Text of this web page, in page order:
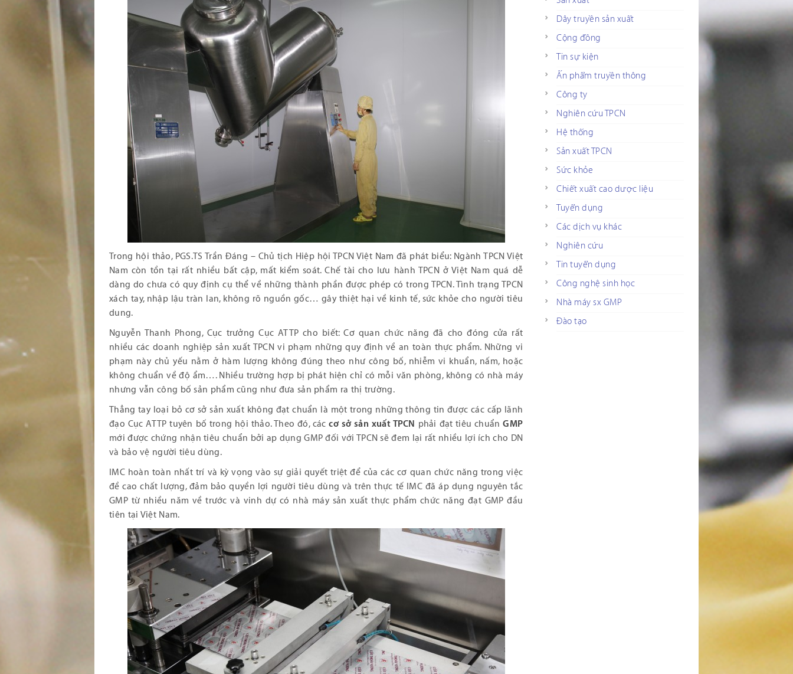
Trong hội thảo, PGS.TS Trần Đáng – Chủ tịch Hiệp hội TPCN Việt Nam đã phát biểu: Ngành TPCN Việt
Nam còn tồn tại rất nhiều bất cập, mất kiểm soát. Chế tài cho lưu hành TPCN ở Việt Nam quá dễ
dàng do chưa có quy định cụ thể về những thành phần được phép có trong TPCN. Tình trạng TPCN
xách tay, nhập lậu tràn lan, không rõ nguồn gốc… gây thiệt hại về kinh tế, sức khỏe cho người tiêu
dung.
Nguyễn Thanh Phong, Cục trưởng Cục ATTP cho biết: Cơ quan chức năng đã cho đóng cửa rất
nhiều các doanh nghiệp sản xuất TPCN vi phạm những quy định về an toàn thực phẩm. Những vi
phạm này chủ yếu nằm ở hàm lượng không đúng theo như công bố, nhiễm vi khuẩn, nấm, hoặc
không chuẩn về độ ẩm…. Nhiều trường hợp bị phát hiện chỉ có mỗi văn phòng, không có nhà máy
nhưng vẫn công bố sản phẩm cũng như đưa sản phẩm ra thị trường.
Thẳng tay loại bỏ cơ sở sản xuất không đạt chuẩn là một trong những thông tin được các cấp lãnh
đạo Cục ATTP tuyên bố trong hội thảo. Theo đó, cáccơ sở sản xuất TPCN phải đạt tiêu chuẩnGMP
mới được chứng nhận tiêu chuẩn bởi ap dụng GMP đối với TPCN sẽ đem lại rất nhiều lợi ích cho DN
và bảo vệ người tiêu dùng.
IMC hoàn toàn nhất trí và kỳ vọng vào sự giải quyết triệt để của các cơ quan chức năng trong việc
đề cao chất lượng, đảm bảo quyền lợi người tiêu dùng và trên thực tế IMC đã áp dụng nguyên tắc
GMP từ nhiều năm về trước và vinh dự có nhà máy sản xuất thực phẩm chức năng đạt GMP đầu
tiên tại Việt Nam.
Dây truyền sản xuất
Cộng đồng
Tin sự kiện
Ấn phẩm truyền thông
Công ty
Nghiên cứu TPCN
Hệ thống
Sản xuất TPCN
Sức khỏe
Chiết xuất cao dược liệu
Tuyển dụng
Các dịch vụ khác
Nghiên cứu
Tin tuyển dụng
Công nghệ sinh học
Nhà máy sx GMP
Đào tạo